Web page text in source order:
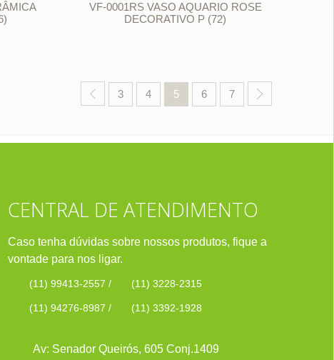
VF-0001RS VASO AQUARIO ROSE
DECORATIVO P (72)
3 4 5 6 7
CENTRAL DE ATENDIMENTO
Caso tenha dúvidas sobre nossos produtos, fique a
vontade para nos ligar.
(11) 99413-2557 / (11) 3228-2315
(11) 94276-8987 / (11) 3392-1928
Av: Senador Queirós, 605 Conj.1409